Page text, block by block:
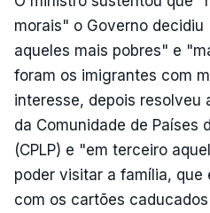
morais" o Governo
aqueles mais pobres" e
foram os imigrantes com
interesse, depois resolveu
da Comunidade de Países
(CPLP) e "em terceiro
poder visitar a família, que
com os cartões